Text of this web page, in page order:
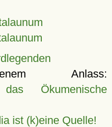
Anlass:
Ökumenische
ist (k)eine Quelle!